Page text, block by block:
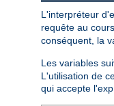
L'interpréteur
requête au
conséquent, la
Les variables
L'utilisation de
qui accepte